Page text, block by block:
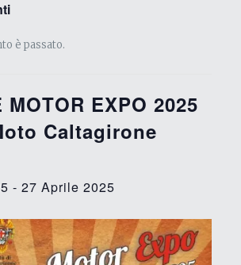
è passato.
MOTOR EXPO 2025
Caltagirone
- 27 Aprile 2025